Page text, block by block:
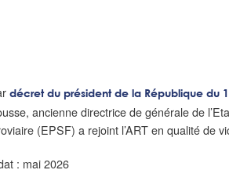
décret du président de la République du
ancienne directrice de générale de
(EPSF) a rejoint l’ART en qualité de
: mai 2026